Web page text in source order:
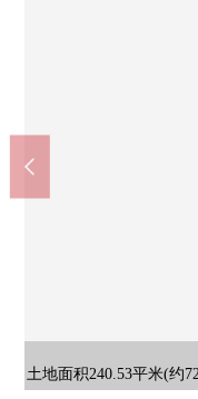
土地面积240.53平米(约
第一类低含
含
含
含
奈良市